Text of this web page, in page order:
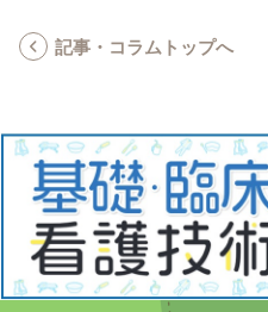
記事・コラムトップへ